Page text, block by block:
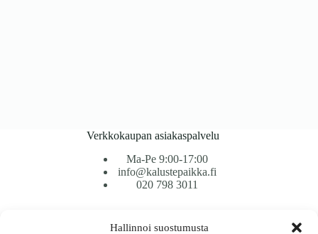
Hallinnoi suostumusta
Verkkokaupan asiakaspalvelu
Ma-Pe 9:00-17:00
info@kalustepaikka.fi
020 798 3011